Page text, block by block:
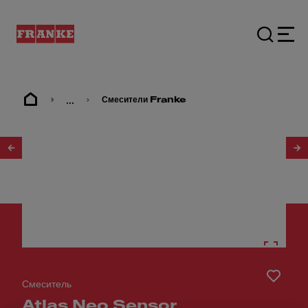
... Смесители Franke
Смеситель